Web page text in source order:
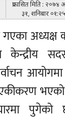
प्रकासित मिति : २०७४
३१, शनिबार ०१:२५
गएका
केन्द्रीय
भएको
पुगेको